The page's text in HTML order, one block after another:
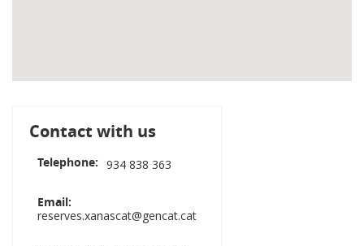
Contact with us
Telephone 934 838 363
Email
reserves.xanascat@gencat.cat